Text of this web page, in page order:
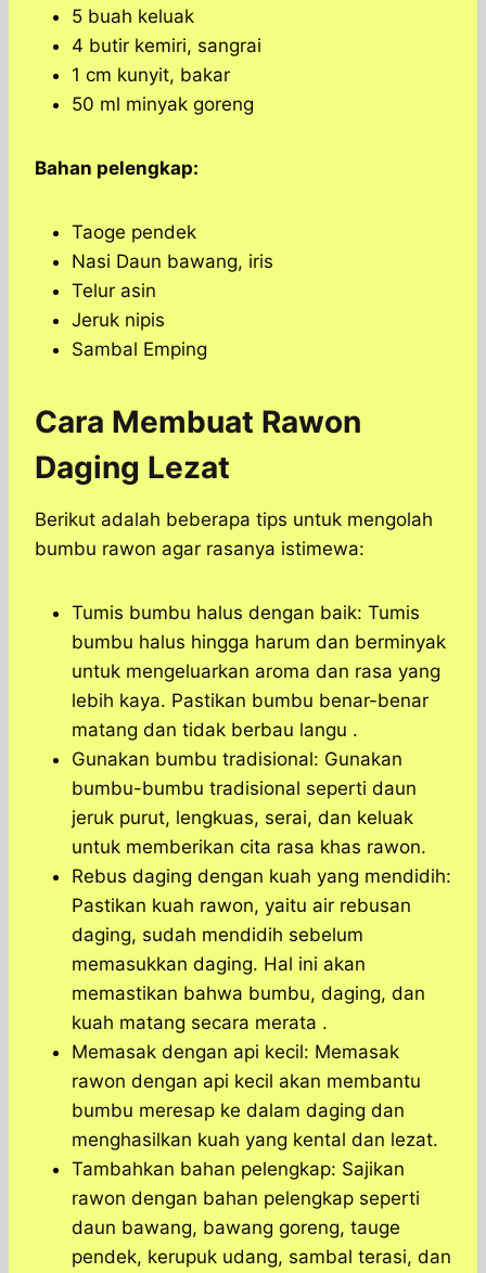
5 buah keluak
4 butir kemiri, sangrai
1 cm kunyit, bakar
50 ml minyak goreng
Bahan pelengkap:
Taoge pendek
Nasi Daun bawang, iris
Telur asin
Jeruk nipis
Sambal Emping
Cara Membuat Rawon
Daging Lezat
Berikut adalah beberapa tips untuk mengolah
bumbu rawon agar rasanya istimewa:
Tumis bumbu halus dengan baik: Tumis
bumbu halus hingga harum dan berminyak
untuk mengeluarkan aroma dan rasa yang
lebih kaya. Pastikan bumbu benar-benar
matang dan tidak berbau langu .
Gunakan bumbu tradisional: Gunakan
bumbu-bumbu tradisional seperti daun
jeruk purut, lengkuas, serai, dan keluak
untuk memberikan cita rasa khas rawon.
Rebus daging dengan kuah yang mendidih:
Pastikan kuah rawon, yaitu air rebusan
daging, sudah mendidih sebelum
memasukkan daging. Hal ini akan
memastikan bahwa bumbu, daging, dan
kuah matang secara merata .
Memasak dengan api kecil: Memasak
rawon dengan api kecil akan membantu
bumbu meresap ke dalam daging dan
menghasilkan kuah yang kental dan lezat.
Tambahkan bahan pelengkap: Sajikan
rawon dengan bahan pelengkap seperti
daun bawang, bawang goreng, tauge
pendek, kerupuk udang, sambal terasi, dan